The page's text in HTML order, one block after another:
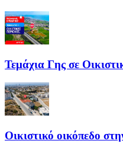
Τεμάχια Γης σε
Οικιστικό οικόπεδο